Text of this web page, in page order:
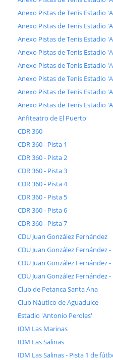
Anexo Pistas de Tenis Estadio
Anexo Pistas de Tenis Estadio
Anexo Pistas de Tenis Estadio
Anexo Pistas de Tenis Estadio
Anexo Pistas de Tenis Estadio
Anexo Pistas de Tenis Estadio
Anexo Pistas de Tenis Estadio
Anexo Pistas de Tenis Estadio
Anfiteatro de El Puerto
CDR 360
CDR 360 - Pista 1
CDR 360 - Pista 2
CDR 360 - Pista 3
CDR 360 - Pista 4
CDR 360 - Pista 5
CDR 360 - Pista 6
CDR 360 - Pista 7
CDU Juan González Fernández
CDU Juan González Fernández -
CDU Juan González Fernández -
CDU Juan González Fernández -
Club de Petanca Santa Ana
Club Náutico de Aguadulce
Estadio 'Antonio Peroles'
IDM Las Marinas
IDM Las Salinas
IDM Las Salinas - Pista 1 de